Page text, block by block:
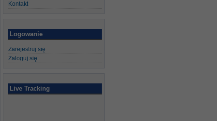
Kontakt
Logowanie
Zarejestruj się
Zaloguj się
Live Tracking